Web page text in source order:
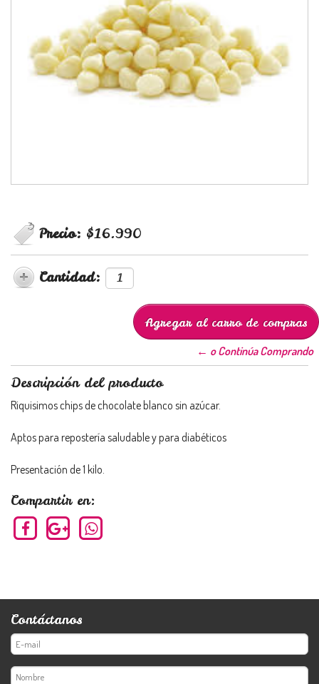
Precio: $16.990
Cantidad:
← o Continúa Comprando
Descripción del producto
Riquisimos chips de chocolate blanco sin azúcar.
Aptos para repostería saludable y para diabéticos
Presentación de 1 kilo.
Compartir en:
Contáctanos